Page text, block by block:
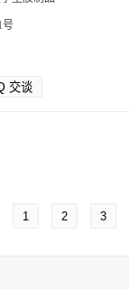
号
交谈
1 2 3